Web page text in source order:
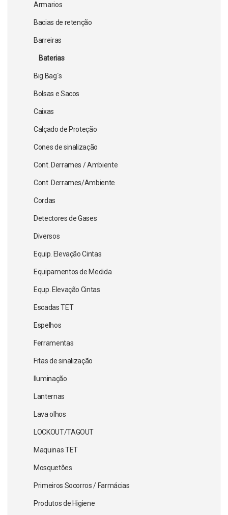
Armarios
Bacias de retenção
Barreiras
Baterias
Big Bag´s
Bolsas e Sacos
Caixas
Calçado de Proteção
Cones de sinalização
Cont. Derrames / Ambiente
Cont. Derrames/Ambiente
Cordas
Detectores de Gases
Diversos
Equip. Elevação Cintas
Equipamentos de Medida
Equp. Elevação Cintas
Escadas TET
Espelhos
Ferramentas
Fitas de sinalização
Iluminação
Lanternas
Lava olhos
LOCKOUT/TAGOUT
Maquinas TET
Mosquetões
Primeiros Socorros / Farmácias
Produtos de Higiene